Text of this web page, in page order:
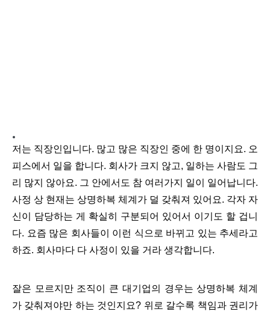
저는 직장인입니다. 많고 많은 직장인 중에 한 명이지요. 오
피스에서 일을 합니다. 회사가 크지 않고, 일하는 사람도 그
리 많지 않아요. 그 안에서도 참 여러가지 일이 일어납니다.
사정 상 현재는 상명하복 체계가 덜 갖춰져 있어요. 각자 자
신이 담당하는 게 확실히 구분되어 있어서 이기도 할 겁니
다. 요즘 많은 회사들이 이런 식으로 바뀌고 있는 추세라고
하죠. 회사마다 다 사정이 있을 거라 생각합니다.
잘은 모르지만 조직이 큰 대기업의 경우는 상명하복 체계
가 갖춰져야만 하는 것인지요? 위로 갈수록 책임과 권리가